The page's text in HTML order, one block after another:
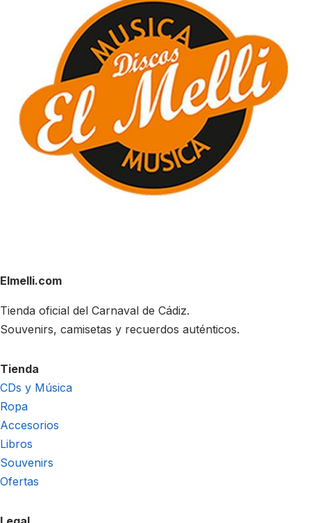
Elmelli.com
Tienda oficial del Carnaval de Cádiz.
Souvenirs, camisetas y recuerdos auténticos.
Tienda
CDs y Música
Ropa
Accesorios
Libros
Souvenirs
Ofertas